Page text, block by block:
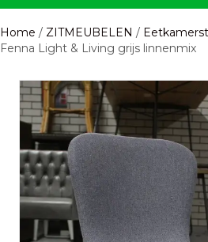
Home / ZITMEUBELEN /
Fenna Light & Living grijs linnenmix